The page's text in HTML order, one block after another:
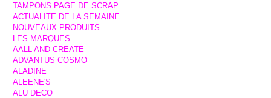
TAMPONS PAGE DE SCRAP
ACTUALITE DE LA SEMAINE
NOUVEAUX PRODUITS
LES MARQUES
AALL AND CREATE
ADVANTUS COSMO
ALADINE
ALEENE'S
ALU DECO